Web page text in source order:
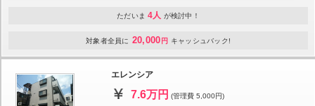
ただいま 4人 が検討中！
対象者全員に 20,000 円 キャッシュバック!
エレンシア
7.6万円 (管理費 5,000円)